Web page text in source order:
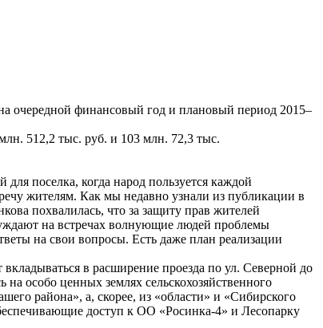
очередной финансовый год и плановый период 2015–
512,2 тыс. руб. и 103 млн. 72,3 тыс.
поселка, когда народ пользуется каждой
жителям. Как мы недавно узнали из публикации в
похвалилась, что за защиту прав жителей
на встречах волнующие людей проблемы
на свои вопросы. Есть даже план реализации
в расширение проезда по ул. Северной до
особо ценных землях сельскохозяйственного
района», а, скорее, из «области» и «Сибирского
доступ к ОО «Росинка-4» и Лесопарку